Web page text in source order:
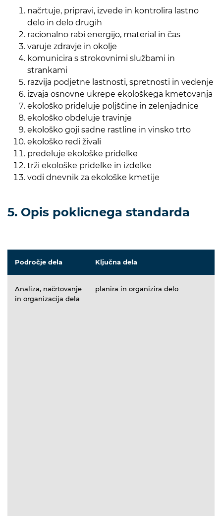
načrtuje, pripravi, izvede in kontrolira lastno
delo in delo drugih
racionalno rabi energijo, material in čas
varuje zdravje in okolje
komunicira s strokovnimi službami in
strankami
razvija podjetne lastnosti, spretnosti in vedenje
izvaja osnovne ukrepe ekološkega kmetovanja
ekološko prideluje poljščine in zelenjadnice
ekološko obdeluje travinje
ekološko goji sadne rastline in vinsko trto
ekološko redi živali
predeluje ekološke pridelke
trži ekološke pridelke in izdelke
vodi dnevnik za ekološke kmetije
5. Opis poklicnega standarda
Področje dela Ključna dela
Analiza, načrtovanje
in organizacija dela
planira in organizira delo